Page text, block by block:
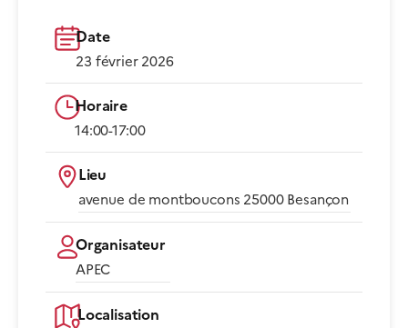
Date
23 février 2026
Horaire
14:00-17:00​
Lieu
avenue de montboucons 25000 Besançon​
Organisateur
APEC
Localisation